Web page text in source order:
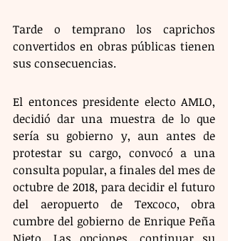
Tarde o temprano los caprichos
convertidos en obras públicas tienen
sus consecuencias.
El entonces presidente electo AMLO,
decidió dar una muestra de lo que
sería su gobierno y, aun antes de
protestar su cargo, convocó a una
consulta popular, a finales del mes de
octubre de 2018, para decidir el futuro
del aeropuerto de Texcoco, obra
cumbre del gobierno de Enrique Peña